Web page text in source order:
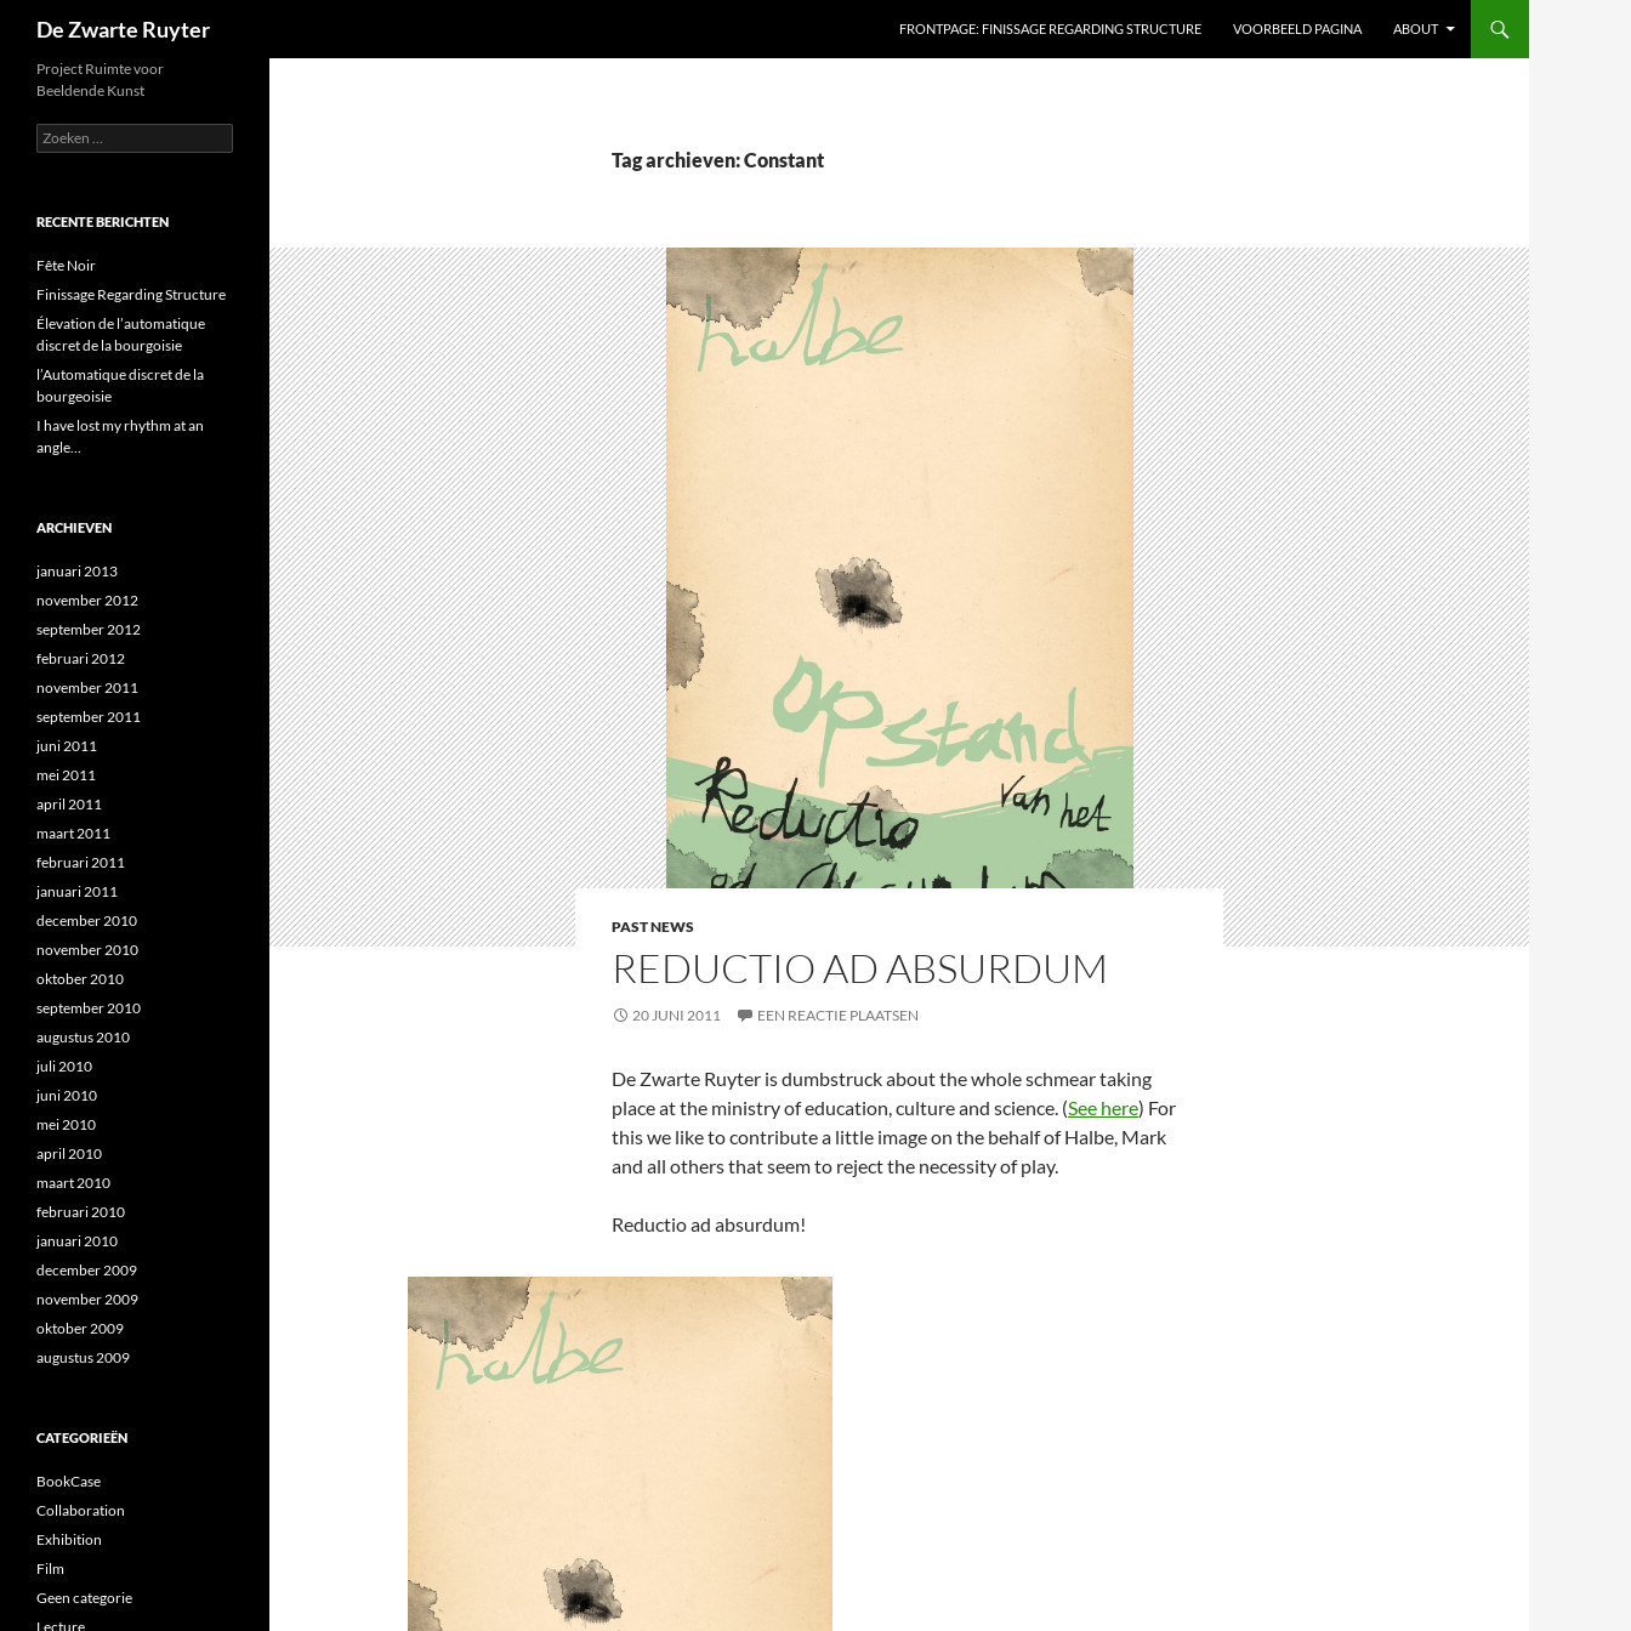
inhoud
De Zwarte Ruyter FRONTPAGE: FINISSAGE REGARDING STRUCTURE VOORBEELD PAGINA ABOUT
Tag archieven: Constant
PAST NEWS
REDUCTIO AD ABSURDUM
20 JUNI 2011 EEN REACTIE PLAATSEN
De Zwarte Ruyter is dumbstruck about the whole schmear taking
place at the ministry of education, culture and science. (See here) For
this we like to contribute a little image on the behalf of Halbe, Mark
and all others that seem to reject the necessity of play.
Reductio ad absurdum!
Project Ruimte voor
Beeldende Kunst
Zoeken
naar:
RECENTE BERICHTEN
Fête Noir
Finissage Regarding Structure
Élevation de l’automatique
discret de la bourgoisie
l’Automatique discret de la
bourgeoisie
I have lost my rhythm at an
angle…
ARCHIEVEN
januari 2013
november 2012
september 2012
februari 2012
november 2011
september 2011
juni 2011
mei 2011
april 2011
maart 2011
februari 2011
januari 2011
december 2010
november 2010
oktober 2010
september 2010
augustus 2010
juli 2010
juni 2010
mei 2010
april 2010
maart 2010
februari 2010
januari 2010
december 2009
november 2009
oktober 2009
augustus 2009
CATEGORIEËN
BookCase
Collaboration
Exhibition
Film
Geen categorie
Lecture